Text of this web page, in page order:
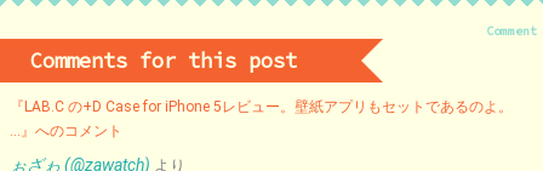
Comment
Comments for this post
『LAB.C の+D Case for iPhone 5レビュー。壁紙アプリもセットであるのよ。
…』へのコメント
ぉざゎ (@zawatch) より